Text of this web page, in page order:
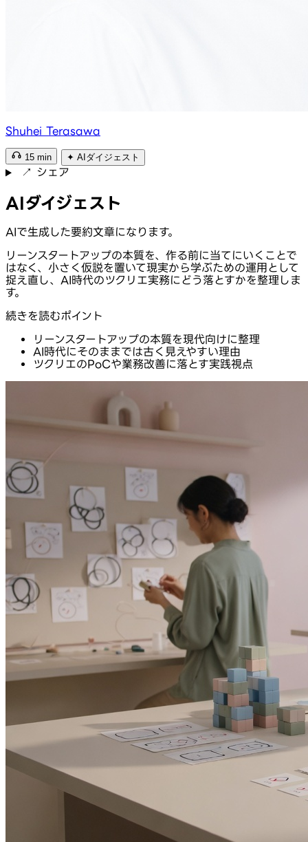
Shuhei Terasawa
15 min ✦ AIダイジェスト
↗ シェア
AIダイジェスト
AIで生成した要約文章になります。
リーンスタートアップの本質を、作る前に当てにいくことで
はなく、小さく仮説を置いて現実から学ぶための運用として
捉え直し、AI時代のツクリエ実務にどう落とすかを整理しま
す。
続きを読むポイント
リーンスタートアップの本質を現代向けに整理
AI時代にそのままでは古く見えやすい理由
ツクリエのPoCや業務改善に落とす実践視点